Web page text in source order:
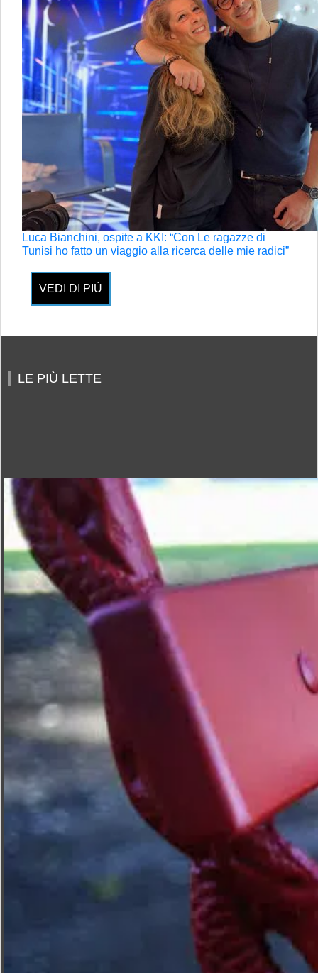
Luca Bianchini, ospite a KKI: “Con Le ragazze di
Tunisi ho fatto un viaggio alla ricerca delle mie radici”
VEDI DI PIÙ
LE PIÙ LETTE